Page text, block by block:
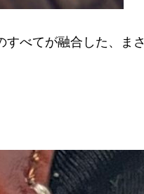
べてが融合した、ま